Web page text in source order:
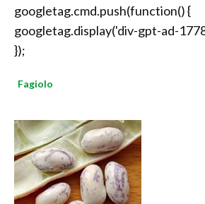
googletag.cmd.push(function() {
googletag.display('div-gpt-ad-
});
Fagiolo